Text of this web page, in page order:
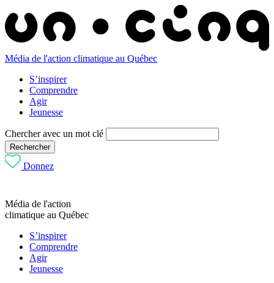
Média de l'action climatique au Québec
S’inspirer
Comprendre
Agir
Jeunesse
Chercher avec un mot clé
Rechercher
Donnez
Média de l'action
climatique au Québec
S’inspirer
Comprendre
Agir
Jeunesse